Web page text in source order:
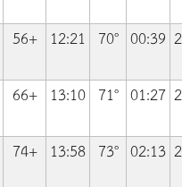
56+ 12:21 70° 00:39
66+ 13:10 71° 01:27
74+ 13:58 73° 02:13